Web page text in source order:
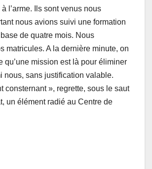
l’arme. Ils sont venus nous
nous avions suivi une formation
de quatre mois. Nous
matricules. A la dernière minute, on
qu’une mission est là pour éliminer
nous, sans justification valable.
consternant », regrette, sous le saut
un élément radié au Centre de